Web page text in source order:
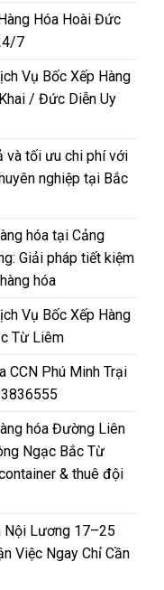
Hóa Hoài Đức
7
Vụ Bốc Xếp Hàng
/ Đức Diễn Uy
và tối ưu chi phí với
nghiệp tại Bắc
hóa tại Cảng
Giải pháp tiết kiệm
hóa
Vụ Bốc Xếp Hàng
Từ Liêm
CCN Phú Minh Trại
hóa Đường Liên
Ngạc Bắc Từ
& thuê đội
Nội Lương 17–25
Việc Ngay Chỉ Cần